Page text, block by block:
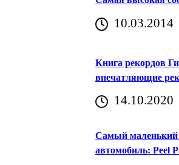
10.03.2014
Книга рекордов
впечатляющие
14.10.2020
Самый маленький
автомобиль: Peel